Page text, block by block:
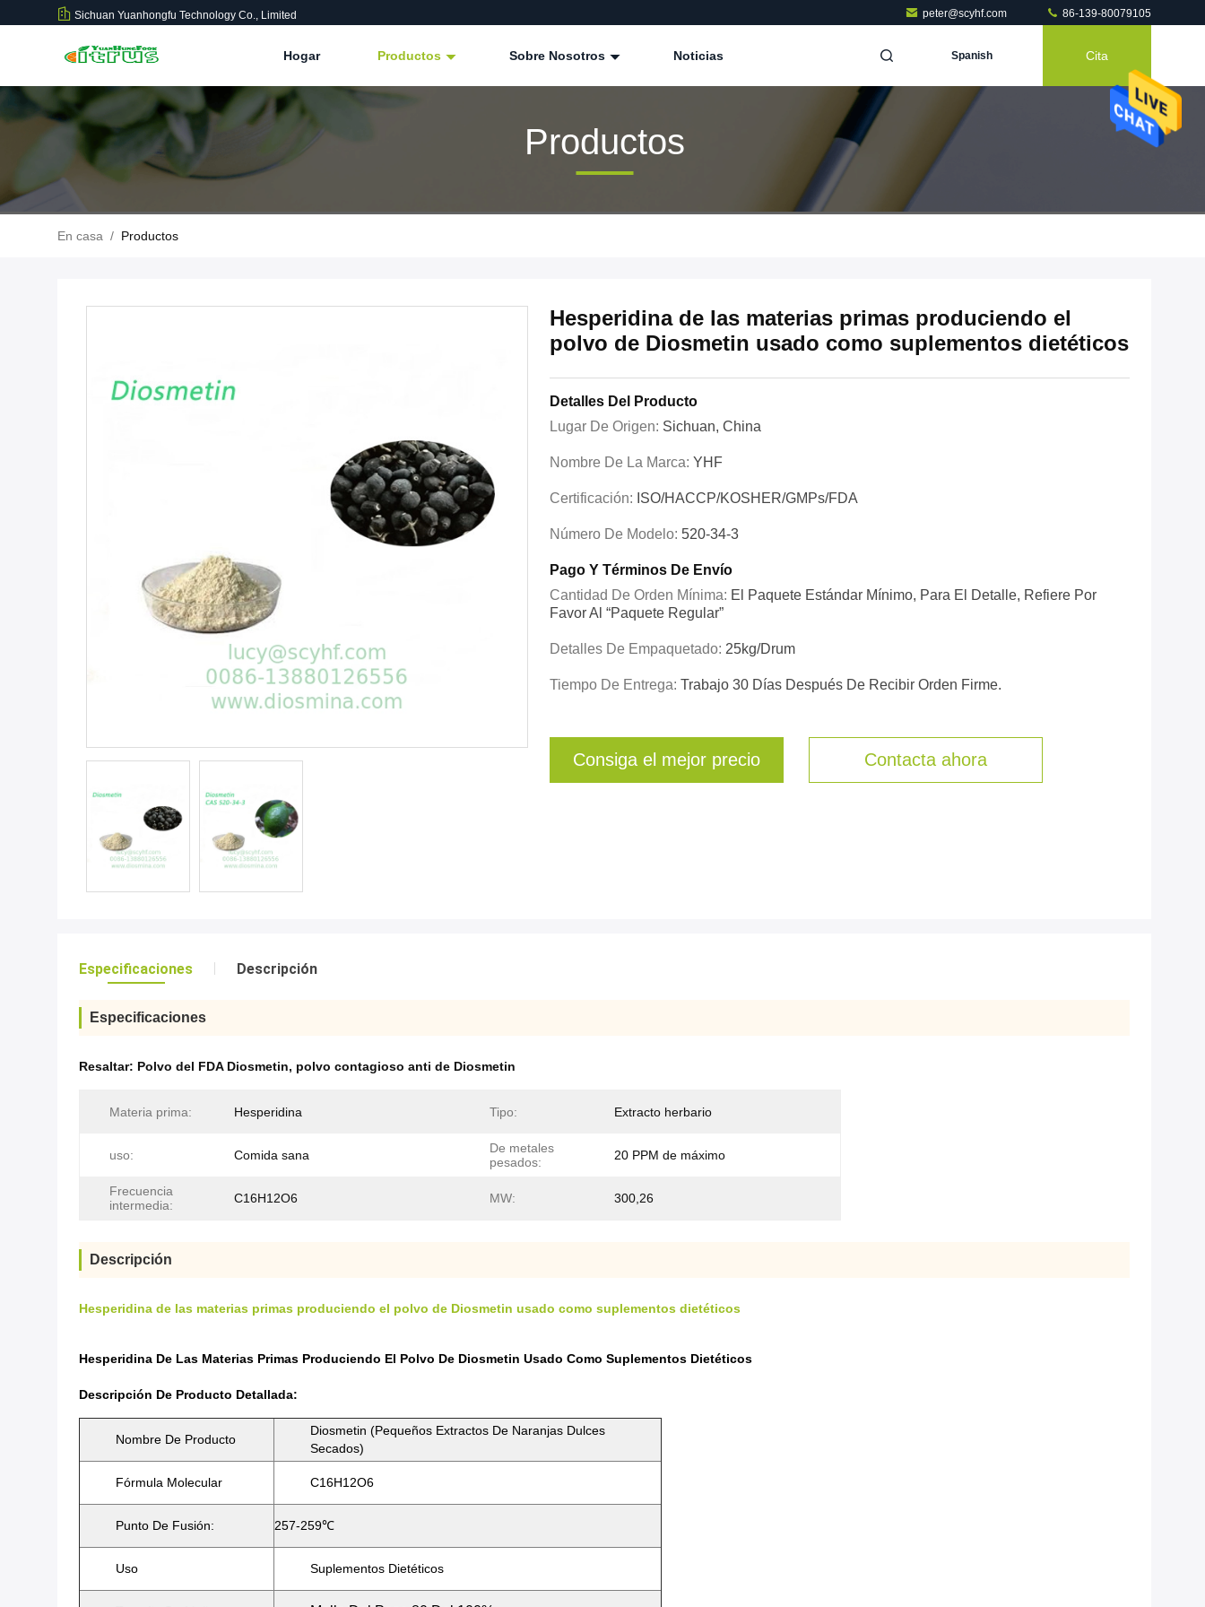
Sichuan Yuanhongfu Technology Co., Limited peter@scyhf.com 86-139-80079105
Hogar Productos Sobre Nosotros Noticias Spanish Cita
Productos
En casa / Productos
Hesperidina de las materias primas produciendo el
polvo de Diosmetin usado como suplementos dietéticos
Detalles Del Producto
Lugar De Origen: Sichuan, China
Nombre De La Marca: YHF
Certificación: ISO/HACCP/KOSHER/GMPs/FDA
Número De Modelo: 520-34-3
Pago Y Términos De Envío
Cantidad De Orden Mínima: El Paquete Estándar Mínimo, Para El Detalle, Refiere Por
Favor Al “paquete Regular”
Detalles De Empaquetado: 25kg/drum
Tiempo De Entrega: Trabajo 30 Días Después De Recibir Orden Firme.
Consiga el mejor precio Contacta ahora
Especificaciones Descripción
Especificaciones
Resaltar: Polvo del FDA Diosmetin, polvo contagioso anti de Diosmetin
Materia prima: Hesperidina Tipo: Extracto herbario
uso: Comida sana
De metales
pesados:
20 PPM de máximo
Frecuencia
intermedia:
C16H12O6 MW: 300,26
Descripción
Hesperidina de las materias primas produciendo el polvo de Diosmetin usado como suplementos dietéticos
Hesperidina De Las Materias Primas Produciendo El Polvo De Diosmetin Usado Como Suplementos Dietéticos
Descripción De Producto Detallada:
Nombre De Producto
Diosmetin (pequeños Extractos De Naranjas Dulces
Secados)
Fórmula Molecular C16H12O6
Punto De Fusión: 257-259℃
Uso Suplementos Dietéticos